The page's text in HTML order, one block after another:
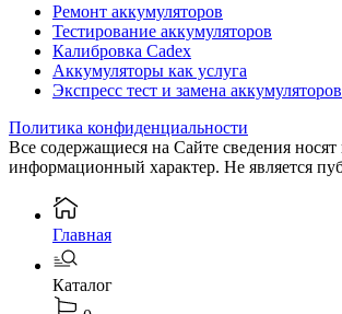
Ремонт аккумуляторов
Тестирование аккумуляторов
Калибровка Cadex
Аккумуляторы как услуга
Экспресс тест и замена аккумуляторов
Политика конфиденциальности
Все содержащиеся на Сайте сведения
информационный характер. Не является
Главная
Каталог